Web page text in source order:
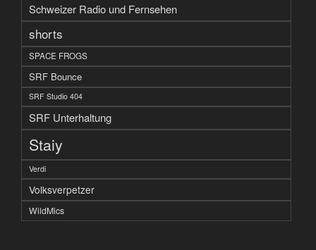
Schweizer Radio und Fernsehen
shorts
SPACE FROGS
SRF Bounce
SRF Studio 404
SRF Unterhaltung
Staiy
Verdi
Volksverpetzer
WildMics